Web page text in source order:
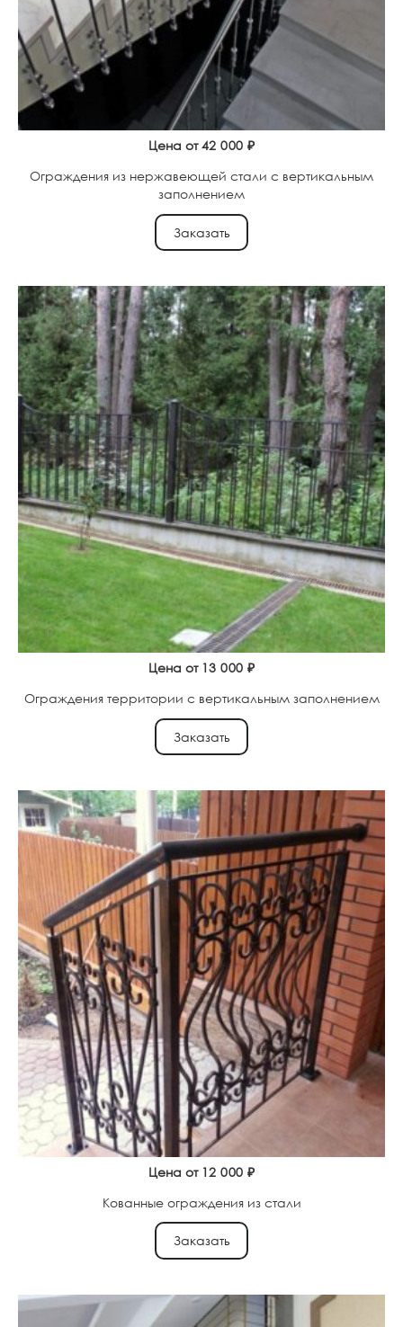
Цена от42 000 ₽
Ограждения из нержавеющей стали с вертикальным
заполнением
Заказать
Цена от 13 000 ₽
Ограждения территории с вертикальным заполнением
Заказать
Цена от 12 000 ₽
Кованные ограждения из стали
Заказать